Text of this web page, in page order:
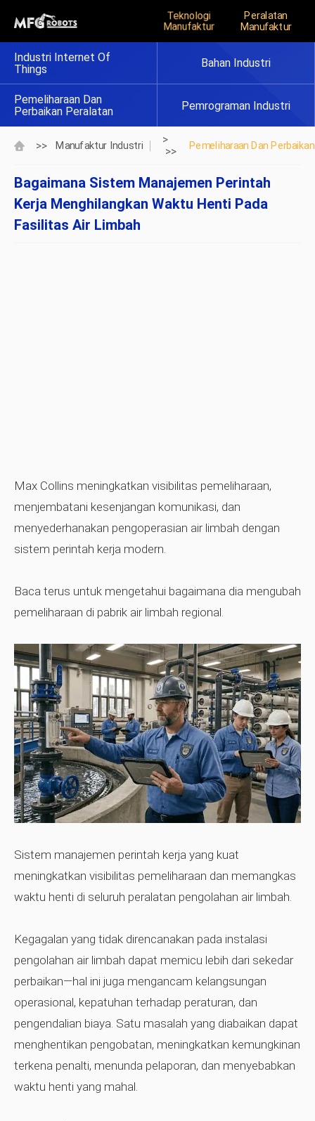
Teknologi
Manufaktur
Peralatan
Manufaktur
Industri Internet Of
Things
Bahan Industri
Pemeliharaan Dan
Perbaikan Peralatan
Pemrograman Industri
>> Manufaktur Industri
>
>>
Pemeliharaan Dan
Bagaimana Sistem Manajemen Perintah
Kerja Menghilangkan Waktu Henti Pada
Fasilitas Air Limbah
Max Collins meningkatkan visibilitas pemeliharaan,
menjembatani kesenjangan komunikasi, dan
menyederhanakan pengoperasian air limbah dengan
sistem perintah kerja modern.
Baca terus untuk mengetahui bagaimana dia mengubah
pemeliharaan di pabrik air limbah regional.
Sistem manajemen perintah kerja yang kuat
meningkatkan visibilitas pemeliharaan dan memangkas
waktu henti di seluruh peralatan pengolahan air limbah.
Kegagalan yang tidak direncanakan pada instalasi
pengolahan air limbah dapat memicu lebih dari sekedar
perbaikan—hal ini juga mengancam kelangsungan
operasional, kepatuhan terhadap peraturan, dan
pengendalian biaya. Satu masalah yang diabaikan dapat
menghentikan pengobatan, meningkatkan kemungkinan
terkena penalti, menunda pelaporan, dan menyebabkan
waktu henti yang mahal.